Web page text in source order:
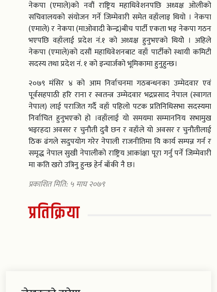
नेकपा (एमाले)को नवौं राष्ट्रिय महाधिवेशनपछि अध्यक्ष ओलीको
सचिवालयको संयोजन गर्ने जिम्मेवारी समेत वहाँलाइ थियो । नेकपा
(एमाले) र नेकपा (माओवादी केन्द्र)बीच पार्टी एकता भइ नेकपा गठन
भएपछि वहाँलाई प्रदेश नं.१ को अध्यक्ष हुनुभएको थियोे । अहिले
नेकपा (एमाले)को दसौं महाधिवेशनबाट वहाँ पार्टीको स्थायी कमिटी
सदस्य तथा प्रदेश नं. १ को इन्चार्जको भूमिकामा हुनुहुन्छ।
२०७९ मंसिर ४ को आम निर्वाचनमा गठबन्धनका उम्मेदवार एवं
पूर्वसहपाठी हरि राना र स्वतन्त्र उम्मेदवार भद्रप्रसाद नेपाल (स्वागत
नेपाल) लाई पराजित गर्दै वहाँ पहिलो पटक प्रतिनिधिसभा सदस्यमा
निर्वाचित हुनुभएको हो ।वहाँलाई यो समयमा सम्माननिय सभामुख
भइरहदा अवसर र चुनौती दुवै छन र वहाँले यो अवसर र चुनौतीलाई
ठिक ढंगले सदुपयोग गरेर नेपाली राजनीतिमा यि कार्य सम्पन्न गर्न र
समृद्ध नेपाल सुखी नेपालीको राष्ट्रिय आकांक्षा पूरा गर्नु पर्ने जिम्मेवारी
मा कति खरो उत्रिनु हुन्छ हेर्न बाँकी नै छ।
प्रकाशित मिति: ५ माघ २०७९
प्रतिक्रिया